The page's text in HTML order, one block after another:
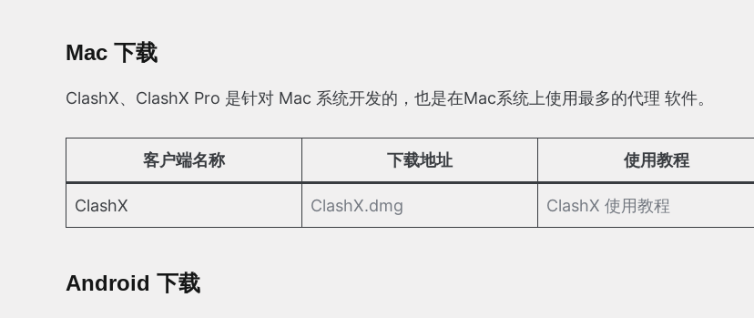
Mac 下载
ClashX、ClashX Pro 是针对 Mac 系统开发的，也是在Mac系统上使用最多的代理 软件。
客户端名称 下载地址 使用教程
ClashX ClashX.dmg ClashX 使用教程
Android 下载